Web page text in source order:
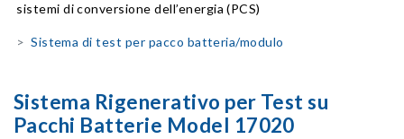
sistemi di conversione dell’energia (PCS)
Sistema di test per pacco batteria/modulo
Sistema Rigenerativo per Test su
Pacchi Batterie Model 17020